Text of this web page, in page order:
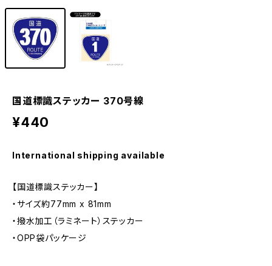
国道標識ステッカー 370号線
¥440
International shipping available
【国道標識ステッカー】
・サイズ約77mm x 81mm
・撥水加工（ラミネート）ステッカー
・OPP袋パッケージ